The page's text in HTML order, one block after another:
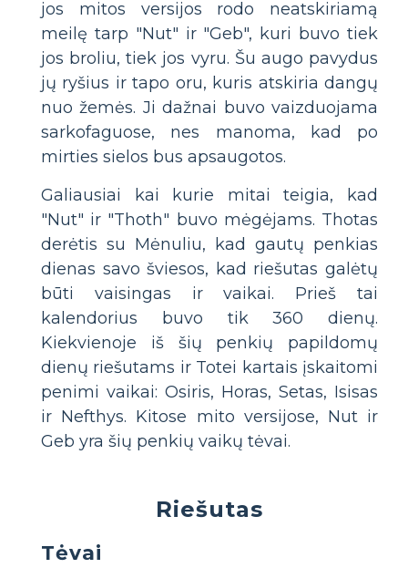
jos mitos versijos rodo neatskiriamą
meilę tarp "Nut" ir "Geb", kuri buvo tiek
jos broliu, tiek jos vyru. Šu augo pavydus
jų ryšius ir tapo oru, kuris atskiria dangų
nuo žemės. Ji dažnai buvo vaizduojama
sarkofaguose, nes manoma, kad po
mirties sielos bus apsaugotos.
Galiausiai kai kurie mitai teigia, kad
"Nut" ir "Thoth" buvo mėgėjams. Thotas
derėtis su Mėnuliu, kad gautų penkias
dienas savo šviesos, kad riešutas galėtų
būti vaisingas ir vaikai. Prieš tai
kalendorius buvo tik 360 dienų.
Kiekvienoje iš šių penkių papildomų
dienų riešutams ir Totei kartais įskaitomi
penimi vaikai: Osiris, Horas, Setas, Isisas
ir Nefthys. Kitose mito versijose, Nut ir
Geb yra šių penkių vaikų tėvai.
Riešutas
Tėvai